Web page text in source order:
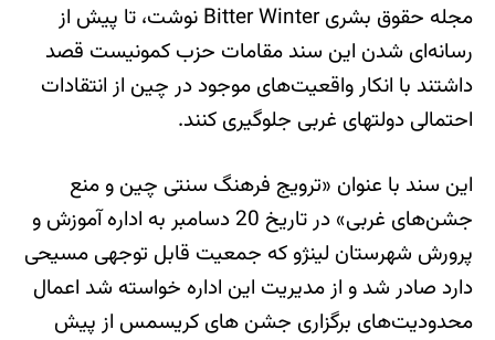
مجله حقوق بشری Bitter Winter نوشت، تا پیش از
رسانه‌ای شدن این سند مقامات حزب کمونیست قصد
داشتند با انکار واقعیت‌های موجود در چین از انتقادات
احتمالی دولتهای غربی جلوگیری کنند.
این سند با عنوان «ترویج فرهنگ سنتی چین و منع
جشن‌های غربی» در تاریخ 20 دسامبر به اداره آموزش و
پرورش شهرستان لینژو که جمعیت قابل توجهی مسیحی
دارد صادر شد و از مدیریت این اداره خواسته شد اعمال
محدودیت‌های برگزاری جشن های کریسمس از پیش